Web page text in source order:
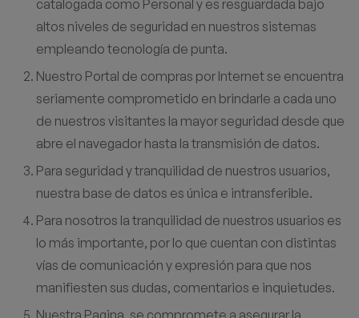
catalogada como Personal y es resguardada bajo
altos niveles de seguridad en nuestros sistemas
empleando tecnología de punta.
Nuestro Portal de compras por Internet se encuentra
seriamente comprometido en brindarle a cada uno
de nuestros visitantes la mayor seguridad desde que
abre el navegador hasta la transmisión de datos.
Para seguridad y tranquilidad de nuestros usuarios,
nuestra base de datos es única e intransferible.
Para nosotros la tranquilidad de nuestros usuarios es
lo más importante, por lo que cuentan con distintas
vías de comunicación y expresión para que nos
manifiesten sus dudas, comentarios e inquietudes.
Nuestra Pagina, se compromete a asegurar la